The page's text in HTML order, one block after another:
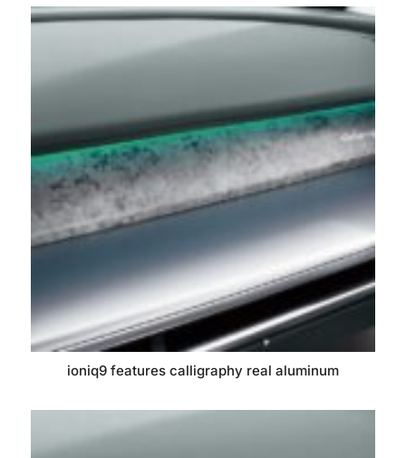
ioniq9 features calligraphy real aluminum